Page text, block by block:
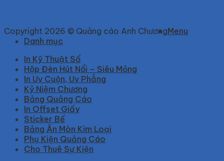
Copyright 2026 © Quảng cáo Anh ChươngMenu
Danh mục
In Kỹ Thuật Số
Hộp Đèn Hút Nổi – Siêu Mỏng
In Uv Cuộn, Uv Phẳng
Kỷ Niệm Chương
Bảng Quảng Cáo
In Offset Giấy
Sticker Bế
Bảng Ăn Mòn Kim Loại
Phụ Kiện Quảng Cáo
Cho Thuê Sự Kiện